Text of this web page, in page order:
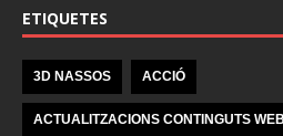
ETIQUETES
3D NASSOS ACCIÓ
ACTUALITZACIONS CONTINGUTS WEB